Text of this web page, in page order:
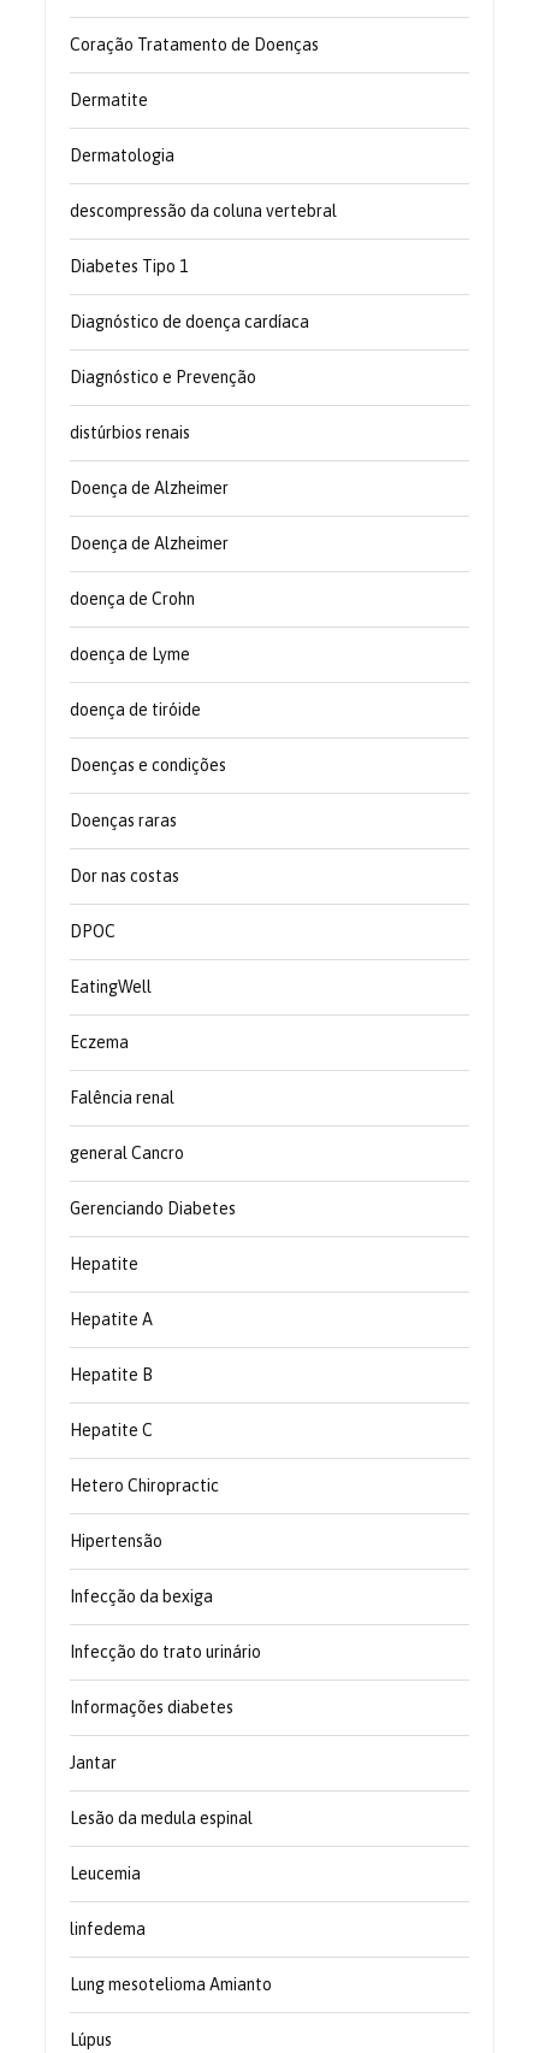
Coração Tratamento de Doenças
Dermatite
Dermatologia
descompressão da coluna vertebral
Diabetes Tipo 1
Diagnóstico de doença cardíaca
Diagnóstico e Prevenção
distúrbios renais
Doença de Alzheimer
Doença de Alzheimer
doença de Crohn
doença de Lyme
doença de tiróide
Doenças e condições
Doenças raras
Dor nas costas
DPOC
EatingWell
Eczema
Falência renal
general Cancro
Gerenciando Diabetes
Hepatite
Hepatite A
Hepatite B
Hepatite C
Hetero Chiropractic
Hipertensão
Infecção da bexiga
Infecção do trato urinário
Informações diabetes
Jantar
Lesão da medula espinal
Leucemia
linfedema
Lung mesotelioma Amianto
Lúpus